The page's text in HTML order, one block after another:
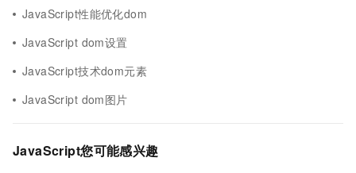
JavaScript性能优化dom
JavaScript dom设置
JavaScript技术dom元素
JavaScript dom图片
JavaScript您可能感兴趣